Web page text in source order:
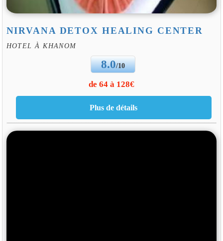
NIRVANA DETOX HEALING CENTER
HOTEL À KHANOM
8.0/10
de 64 à 128€